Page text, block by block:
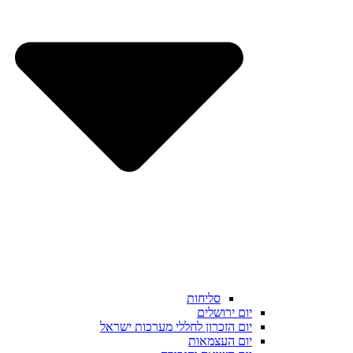
סליחות
יום ירושלים
יום הזכרון לחללי מערכות ישראל
יום העצמאות